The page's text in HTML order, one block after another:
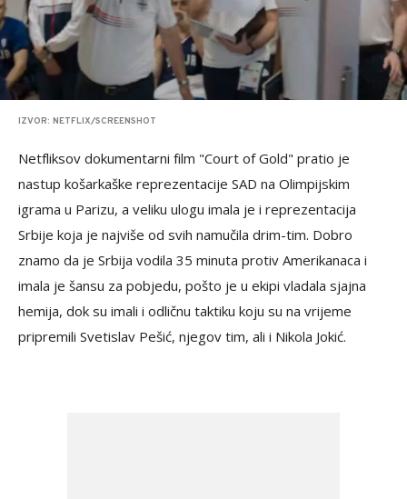
IZVOR: NETFLIX/SCREENSHOT
Netfliksov dokumentarni film "Court of Gold" pratio je
nastup košarkaške reprezentacije SAD na Olimpijskim
igrama u Parizu, a veliku ulogu imala je i reprezentacija
Srbije koja je najviše od svih namučila drim-tim. Dobro
znamo da je Srbija vodila 35 minuta protiv Amerikanaca i
imala je šansu za pobjedu, pošto je u ekipi vladala sjajna
hemija, dok su imali i odličnu taktiku koju su na vrijeme
pripremili Svetislav Pešić, njegov tim, ali i Nikola Jokić.